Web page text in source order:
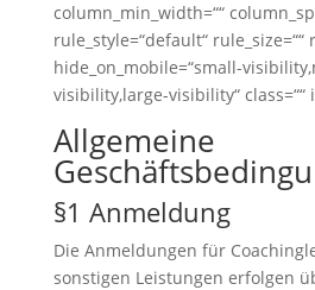
column_min_width=““
rule_style=“default“ rule_size=““
hide_on_mobile=“small-
visibility,large-visibility“ class=““
Allgemeine
§1 Anmeldung
Die Anmeldungen für
sonstigen Leistungen erfolgen